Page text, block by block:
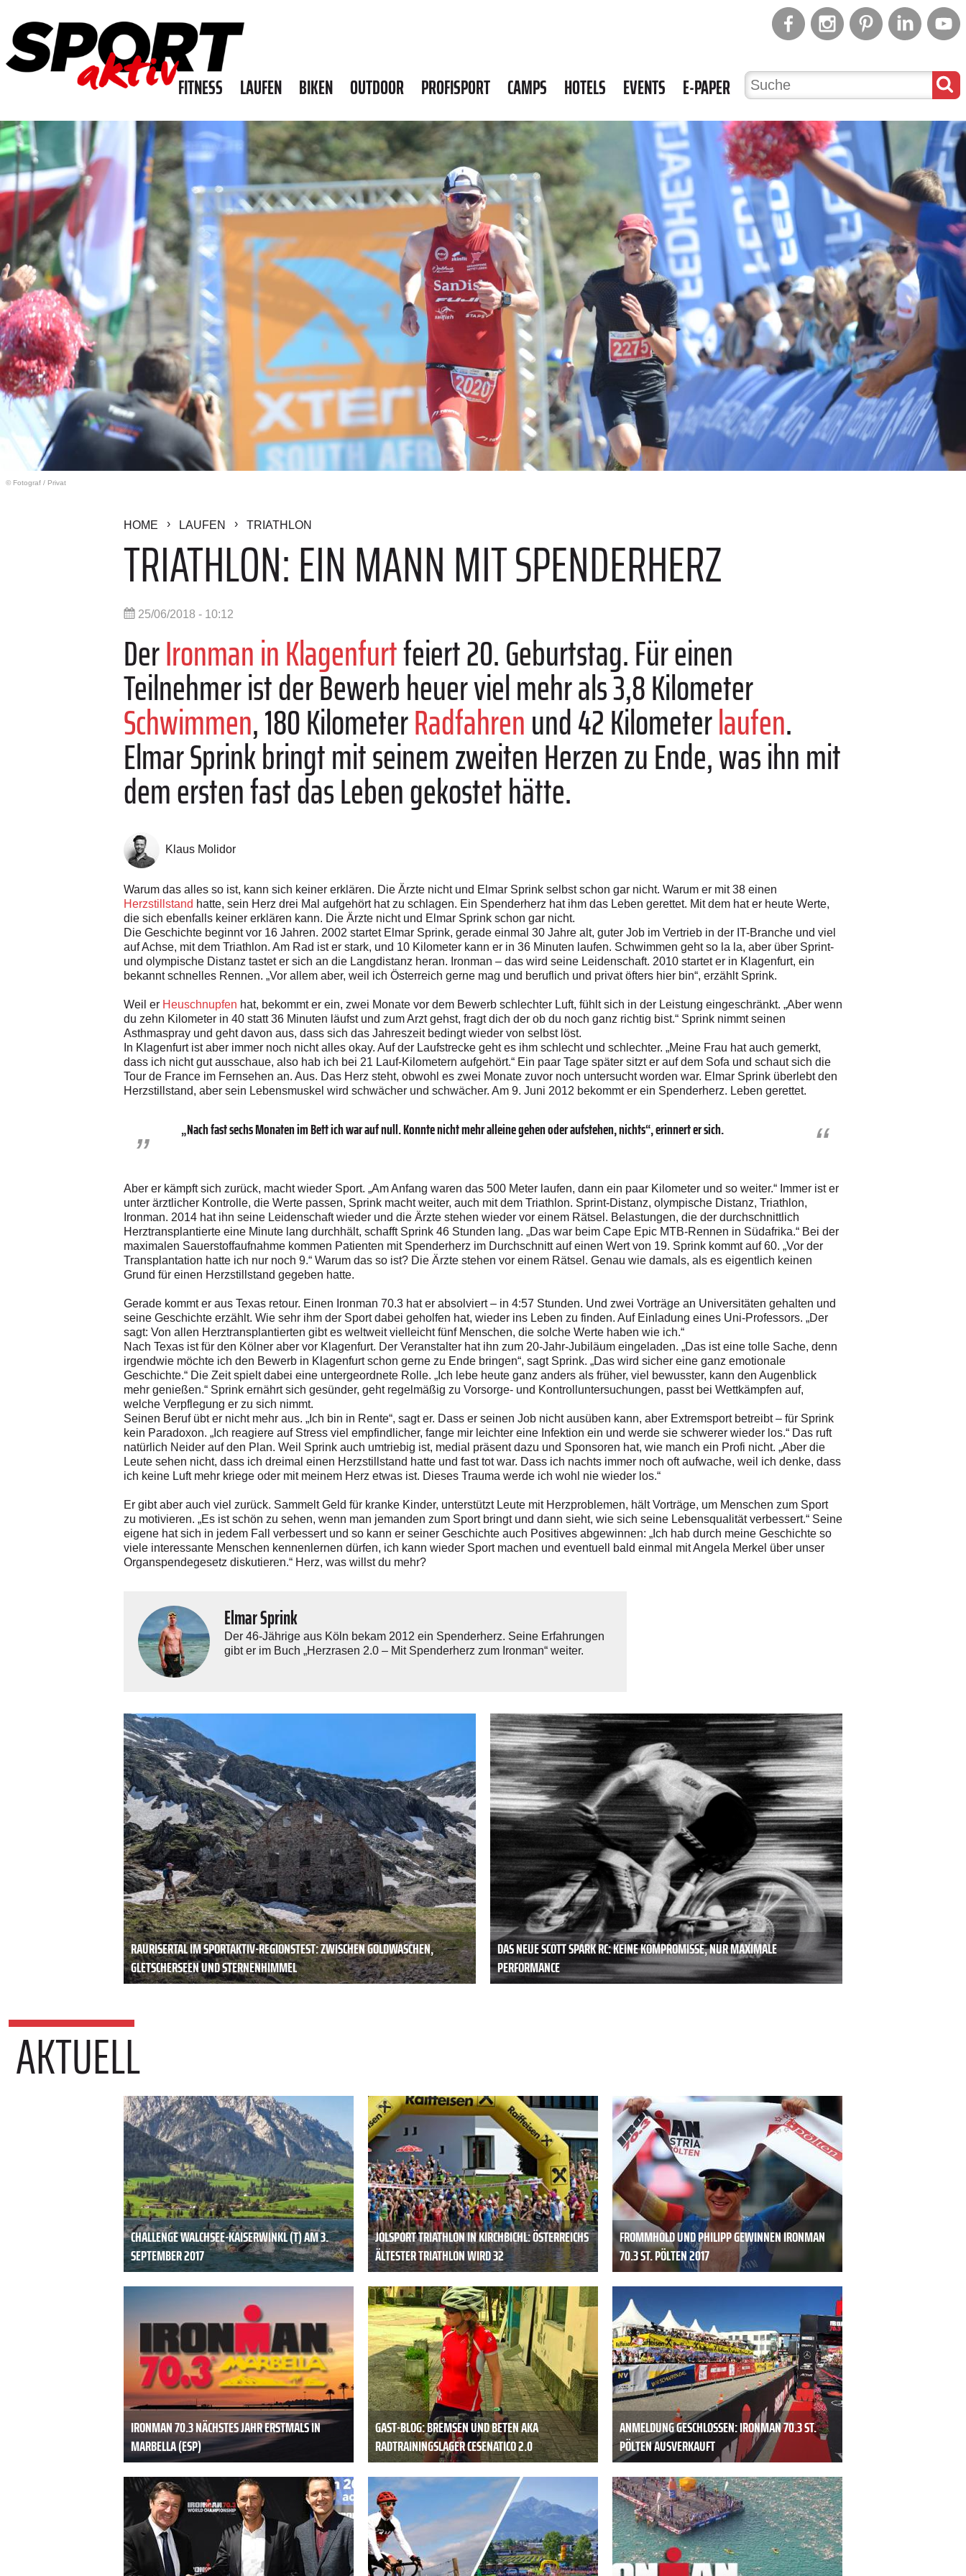
FITNESS LAUFEN BIKEN OUTDOOR PROFISPORT CAMPS HOTELS EVENTS E-PAPER
© Fotograf / Privat
HOME LAUFEN TRIATHLON
TRIATHLON: EIN MANN MIT SPENDERHERZ
25/06/2018 - 10:12
DerIronman in Klagenfurtfeiert 20. Geburtstag. Für einen
Teilnehmer ist der Bewerb heuer viel mehr als 3,8 Kilometer
Schwimmen, 180 KilometerRadfahrenund 42 Kilometerlaufen.
Elmar Sprink bringt mit seinem zweiten Herzen zu Ende, was ihn mit
dem ersten fast das Leben gekostet hätte.
Klaus Molidor
Warum das alles so ist, kann sich keiner erklären. Die Ärzte nicht und Elmar Sprink selbst schon gar nicht. Warum er mit 38 einen
Herzstillstand hatte, sein Herz drei Mal aufgehört hat zu schlagen. Ein Spenderherz hat ihm das Leben gerettet. Mit dem hat er heute Werte,
die sich ebenfalls keiner erklären kann. Die Ärzte nicht und Elmar Sprink schon gar nicht.
Die Geschichte beginnt vor 16 Jahren. 2002 startet Elmar Sprink, gerade einmal 30 Jahre alt, guter Job im Vertrieb in der IT-Branche und viel
auf Achse, mit dem Triathlon. Am Rad ist er stark, und 10 Kilometer kann er in 36 Minuten laufen. Schwimmen geht so la la, aber über Sprint-
und olympische Distanz tastet er sich an die Langdistanz heran. Ironman – das wird seine Leidenschaft. 2010 startet er in Klagenfurt, ein
bekannt schnelles Rennen. „Vor allem aber, weil ich Österreich gerne mag und beruflich und privat öfters hier bin“, erzählt Sprink.
Weil er Heuschnupfen hat, bekommt er ein, zwei Monate vor dem Bewerb schlechter Luft, fühlt sich in der Leistung eingeschränkt. „Aber wenn
du zehn Kilometer in 40 statt 36 Minuten läufst und zum Arzt gehst, fragt dich der ob du noch ganz richtig bist.“ Sprink nimmt seinen
Asthmaspray und geht davon aus, dass sich das Jahreszeit bedingt wieder von selbst löst.
In Klagenfurt ist aber immer noch nicht alles okay. Auf der Laufstrecke geht es ihm schlecht und schlechter. „Meine Frau hat auch gemerkt,
dass ich nicht gut ausschaue, also hab ich bei 21 Lauf-Kilometern aufgehört.“ Ein paar Tage später sitzt er auf dem Sofa und schaut sich die
Tour de France im Fernsehen an. Aus. Das Herz steht, obwohl es zwei Monate zuvor noch untersucht worden war. Elmar Sprink überlebt den
Herzstillstand, aber sein Lebensmuskel wird schwächer und schwächer. Am 9. Juni 2012 bekommt er ein Spenderherz. Leben gerettet.
„Nach fast sechs Monaten im Bett ich war auf null. Konnte nicht mehr alleine gehen oder aufstehen, nichts“, erinnert er sich.
Aber er kämpft sich zurück, macht wieder Sport. „Am Anfang waren das 500 Meter laufen, dann ein paar Kilometer und so weiter.“ Immer ist er
unter ärztlicher Kontrolle, die Werte passen, Sprink macht weiter, auch mit dem Triathlon. Sprint-Distanz, olympische Distanz, Triathlon,
Ironman. 2014 hat ihn seine Leidenschaft wieder und die Ärzte stehen wieder vor einem Rätsel. Belastungen, die der durchschnittlich
Herztransplantierte eine Minute lang durchhält, schafft Sprink 46 Stunden lang. „Das war beim Cape Epic MTB-Rennen in Südafrika.“ Bei der
maximalen Sauerstoffaufnahme kommen Patienten mit Spenderherz im Durchschnitt auf einen Wert von 19. Sprink kommt auf 60. „Vor der
Transplantation hatte ich nur noch 9.“ Warum das so ist? Die Ärzte stehen vor einem Rätsel. Genau wie damals, als es eigentlich keinen
Grund für einen Herzstillstand gegeben hatte.
Gerade kommt er aus Texas retour. Einen Ironman 70.3 hat er absolviert – in 4:57 Stunden. Und zwei Vorträge an Universitäten gehalten und
seine Geschichte erzählt. Wie sehr ihm der Sport dabei geholfen hat, wieder ins Leben zu finden. Auf Einladung eines Uni-Professors. „Der
sagt: Von allen Herztransplantierten gibt es weltweit vielleicht fünf Menschen, die solche Werte haben wie ich.“
Nach Texas ist für den Kölner aber vor Klagenfurt. Der Veranstalter hat ihn zum 20-Jahr-Jubiläum eingeladen. „Das ist eine tolle Sache, denn
irgendwie möchte ich den Bewerb in Klagenfurt schon gerne zu Ende bringen“, sagt Sprink. „Das wird sicher eine ganz emotionale
Geschichte.“ Die Zeit spielt dabei eine untergeordnete Rolle. „Ich lebe heute ganz anders als früher, viel bewusster, kann den Augenblick
mehr genießen.“ Sprink ernährt sich gesünder, geht regelmäßig zu Vorsorge- und Kontrolluntersuchungen, passt bei Wettkämpfen auf,
welche Verpflegung er zu sich nimmt.
Seinen Beruf übt er nicht mehr aus. „Ich bin in Rente“, sagt er. Dass er seinen Job nicht ausüben kann, aber Extremsport betreibt – für Sprink
kein Paradoxon. „Ich reagiere auf Stress viel empfindlicher, fange mir leichter eine Infektion ein und werde sie schwerer wieder los.“ Das ruft
natürlich Neider auf den Plan. Weil Sprink auch umtriebig ist, medial präsent dazu und Sponsoren hat, wie manch ein Profi nicht. „Aber die
Leute sehen nicht, dass ich dreimal einen Herzstillstand hatte und fast tot war. Dass ich nachts immer noch oft aufwache, weil ich denke, dass
ich keine Luft mehr kriege oder mit meinem Herz etwas ist. Dieses Trauma werde ich wohl nie wieder los.“
Er gibt aber auch viel zurück. Sammelt Geld für kranke Kinder, unterstützt Leute mit Herzproblemen, hält Vorträge, um Menschen zum Sport
zu motivieren. „Es ist schön zu sehen, wenn man jemanden zum Sport bringt und dann sieht, wie sich seine Lebensqualität verbessert.“ Seine
eigene hat sich in jedem Fall verbessert und so kann er seiner Geschichte auch Positives abgewinnen: „Ich hab durch meine Geschichte so
viele interessante Menschen kennenlernen dürfen, ich kann wieder Sport machen und eventuell bald einmal mit Angela Merkel über unser
Organspendegesetz diskutieren.“ Herz, was willst du mehr?
Elmar Sprink
Der 46-Jährige aus Köln bekam 2012 ein Spenderherz. Seine Erfahrungen
gibt er im Buch „Herzrasen 2.0 – Mit Spenderherz zum Ironman“ weiter.
RAURISERTAL IM SPORTAKTIV-REGIONSTEST: ZWISCHEN GOLDWASCHEN,
GLETSCHERSEEN UND STERNENHIMMEL
DAS NEUE SCOTT SPARK RC: KEINE KOMPROMISSE, NUR MAXIMALE
PERFORMANCE
AKTUELL
CHALLENGE WALCHSEE-KAISERWINKL (T) AM 3.
SEPTEMBER 2017
JOLSPORT TRIATHLON IN KIRCHBICHL: ÖSTERREICHS
ÄLTESTER TRIATHLON WIRD 32
FROMMHOLD UND PHILIPP GEWINNEN IRONMAN
70.3 ST. PÖLTEN 2017
IRONMAN 70.3 NÄCHSTES JAHR ERSTMALS IN
MARBELLA (ESP)
GAST-BLOG: BREMSEN UND BETEN AKA
RADTRAININGSLAGER CESENATICO 2.0
ANMELDUNG GESCHLOSSEN: IRONMAN 70.3 ST.
PÖLTEN AUSVERKAUFT